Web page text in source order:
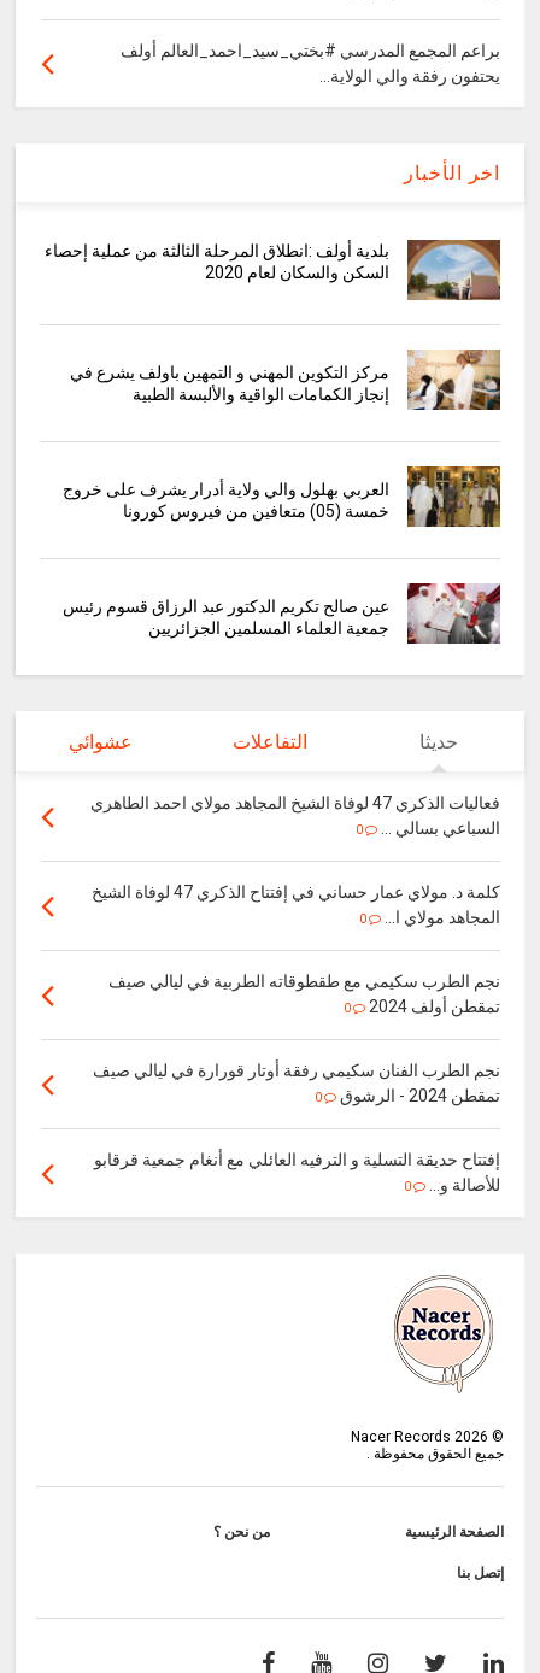
براعم المجمع المدرسي #بختي_سيد_احمد_العالم أولف
يحتفون رفقة والي الولاية...
اخر الأخبار
بلدية أولف :انطلاق المرحلة الثالثة من عملية إحصاء
السكن والسكان لعام 2020
مركز التكوين المهني و التمهين باولف يشرع في
إنجاز الكمامات الواقية والألبسة الطبية
العربي بهلول والي ولاية أدرار يشرف على خروج
خمسة (05) متعافين من فيروس كورونا
عين صالح تكريم الدكتور عبد الرزاق قسوم رئيس
جمعية العلماء المسلمين الجزائريين
حديثا التفاعلات عشوائي
فعاليات الذكري 47 لوفاة الشيخ المجاهد مولاي احمد الطاهري
السباعي بسالي ...
0
كلمة د. مولاي عمار حساني في إفتتاح الذكري 47 لوفاة الشيخ
المجاهد مولاي ا...
0
نجم الطرب سكيمي مع طقطوقاته الطربية في ليالي صيف
تمقطن أولف 2024
0
نجم الطرب الفنان سكيمي رفقة أوتار قورارة في ليالي صيف
تمقطن 2024 - الرشوق
0
إفتتاح حديقة التسلية و الترفيه العائلي مع أنغام جمعية قرقابو
للأصالة و...
0
©
2026
جميع الحقوق محفوظة .
الصفحة الرئيسية من نحن ؟
إتصل بنا